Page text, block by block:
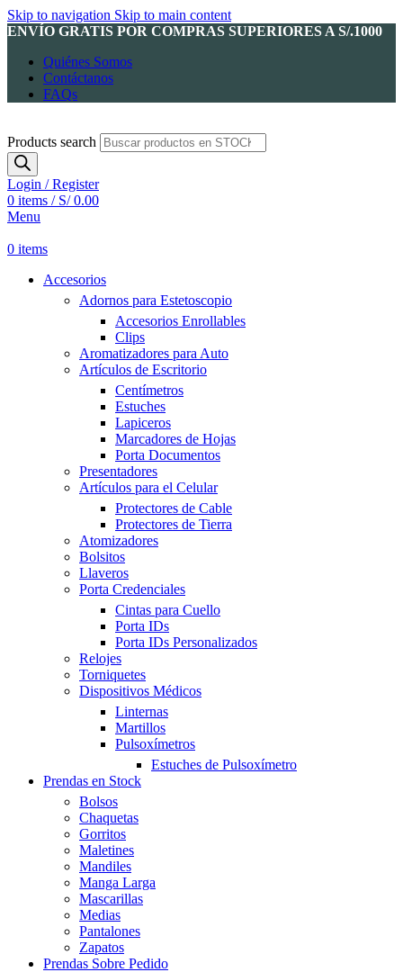
Skip to navigation Skip to main content
ENVÍO GRATIS POR COMPRAS SUPERIORES A S/.1000
Quiénes Somos
Contáctanos
FAQs
Products search
Login / Register
0 items / S/0.00
Menu
0 items
Accesorios
Adornos para Estetoscopio
Accesorios Enrollables
Clips
Aromatizadores para Auto
Artículos de Escritorio
Centímetros
Estuches
Lapiceros
Marcadores de Hojas
Porta Documentos
Presentadores
Artículos para el Celular
Protectores de Cable
Protectores de Tierra
Atomizadores
Bolsitos
Llaveros
Porta Credenciales
Cintas para Cuello
Porta IDs
Porta IDs Personalizados
Relojes
Torniquetes
Dispositivos Médicos
Linternas
Martillos
Pulsoxímetros
Estuches de Pulsoxímetro
Prendas en Stock
Bolsos
Chaquetas
Gorritos
Maletines
Mandiles
Manga Larga
Mascarillas
Medias
Pantalones
Zapatos
Prendas Sobre Pedido